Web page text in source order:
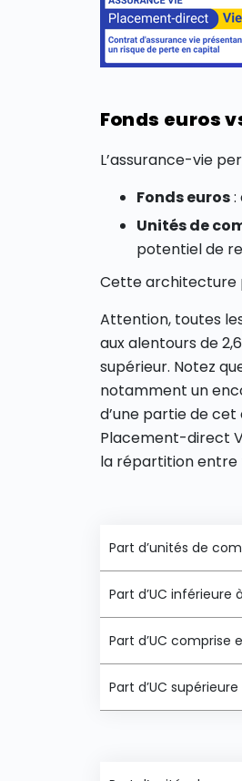
Fonds euros
L’assurance-vie
Fonds euros:
Unités de
potentiel de
Cette architecture
Attention, toutes
aux alentours de
supérieur. Notez
notamment un
d’une partie de
Placement-direct
la répartition entre
Part d’unités de
Part d’UC inférieure
Part d’UC comprise
Part d’UC